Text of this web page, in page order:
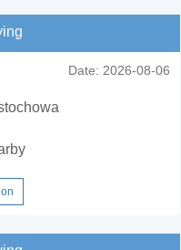
Date: 2026-08-06